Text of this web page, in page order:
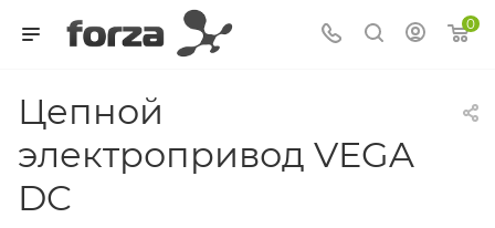
0
Цепной
электропривод VEGA
DC